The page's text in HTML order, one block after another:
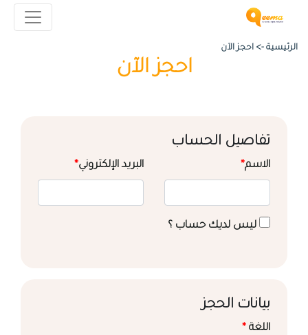
الرئيسية -> احجز الآن
احجز الآن
تفاصيل الحساب
الاسم* البريد الإلكتروني*
ليس لديك حساب ؟
بيانات الحجز
اللغة *